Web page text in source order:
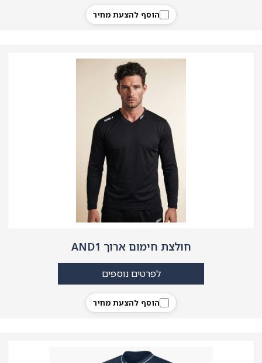
הוסף להצעת מחיר
חולצת חימום ארוך AND1
הוסף להצעת מחיר
לפרטים נוספים